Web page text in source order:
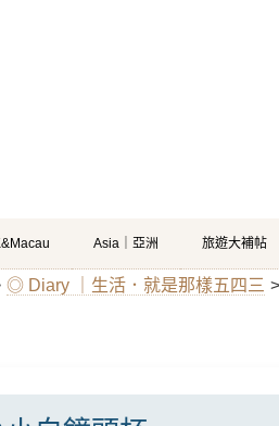
Asia｜亞洲 旅遊大補帖
◎ Diary ｜生活．就是那樣五四三 >